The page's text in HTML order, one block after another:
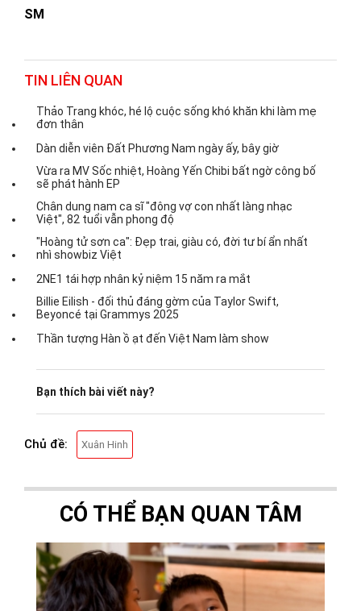
SM
TIN LIÊN QUAN
Thảo Trang khóc, hé lộ cuộc sống khó khăn khi làm mẹ
đơn thân
Dàn diễn viên Đất Phương Nam ngày ấy, bây giờ
Vừa ra MV Sốc nhiệt, Hoàng Yến Chibi bất ngờ công bố
sẽ phát hành EP
Chân dung nam ca sĩ "đông vợ con nhất làng nhạc
Việt", 82 tuổi vẫn phong độ
"Hoàng tử sơn ca": Đẹp trai, giàu có, đời tư bí ẩn nhất
nhì showbiz Việt
2NE1 tái hợp nhân kỷ niệm 15 năm ra mắt
Billie Eilish - đối thủ đáng gờm của Taylor Swift,
Beyoncé tại Grammys 2025
Thần tượng Hàn ồ ạt đến Việt Nam làm show
Bạn thích bài viết này?
Chủ đề: Xuân Hinh
CÓ THỂ BẠN QUAN TÂM